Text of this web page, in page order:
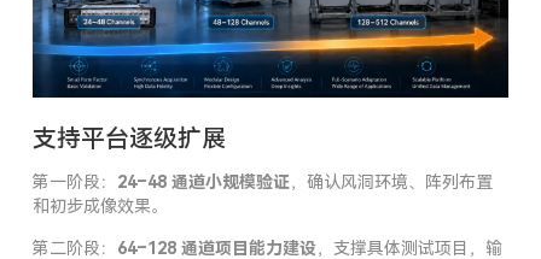
支持平台逐级扩展
第一阶段： 24–48 通道小规模验证，确认风洞环境、阵列布置
和初步成像效果。
第二阶段： 64–128 通道项目能力建设，支撑具体测试项目，输